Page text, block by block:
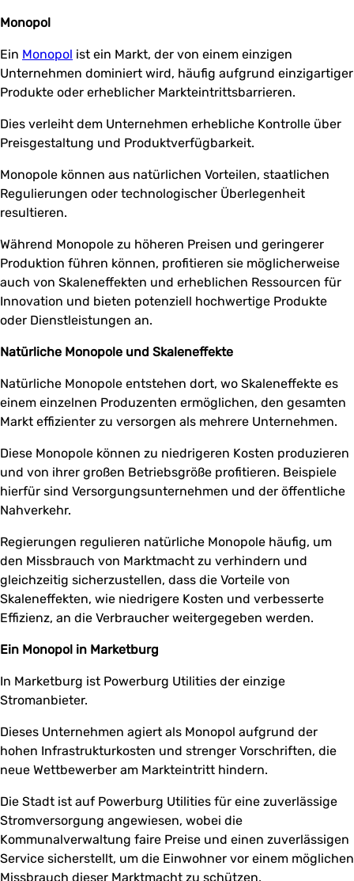
Monopol
Ein Monopol ist ein Markt, der von einem einzigen
Unternehmen dominiert wird, häufig aufgrund einzigartiger
Produkte oder erheblicher Markteintrittsbarrieren.
Dies verleiht dem Unternehmen erhebliche Kontrolle über
Preisgestaltung und Produktverfügbarkeit.
Monopole können aus natürlichen Vorteilen, staatlichen
Regulierungen oder technologischer Überlegenheit
resultieren.
Während Monopole zu höheren Preisen und geringerer
Produktion führen können, profitieren sie möglicherweise
auch von Skaleneffekten und erheblichen Ressourcen für
Innovation und bieten potenziell hochwertige Produkte
oder Dienstleistungen an.
Natürliche Monopole und Skaleneffekte
Natürliche Monopole entstehen dort, wo Skaleneffekte es
einem einzelnen Produzenten ermöglichen, den gesamten
Markt effizienter zu versorgen als mehrere Unternehmen.
Diese Monopole können zu niedrigeren Kosten produzieren
und von ihrer großen Betriebsgröße profitieren. Beispiele
hierfür sind Versorgungsunternehmen und der öffentliche
Nahverkehr.
Regierungen regulieren natürliche Monopole häufig, um
den Missbrauch von Marktmacht zu verhindern und
gleichzeitig sicherzustellen, dass die Vorteile von
Skaleneffekten, wie niedrigere Kosten und verbesserte
Effizienz, an die Verbraucher weitergegeben werden.
Ein Monopol in Marketburg
In Marketburg ist Powerburg Utilities der einzige
Stromanbieter.
Dieses Unternehmen agiert als Monopol aufgrund der
hohen Infrastrukturkosten und strenger Vorschriften, die
neue Wettbewerber am Markteintritt hindern.
Die Stadt ist auf Powerburg Utilities für eine zuverlässige
Stromversorgung angewiesen, wobei die
Kommunalverwaltung faire Preise und einen zuverlässigen
Service sicherstellt, um die Einwohner vor einem möglichen
Missbrauch dieser Marktmacht zu schützen.